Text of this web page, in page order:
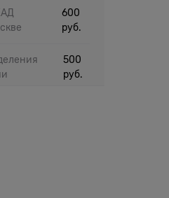
600
руб.
500
руб.